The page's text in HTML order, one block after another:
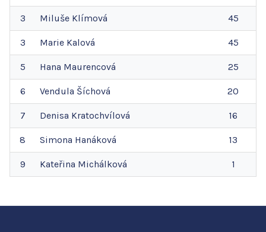
3 Miluše Klímová 45
3 Marie Kalová 45
5 Hana Maurencová 25
6 Vendula Šíchová 20
7 Denisa Kratochvílová 16
8 Simona Hanáková 13
9 Kateřina Michálková 1